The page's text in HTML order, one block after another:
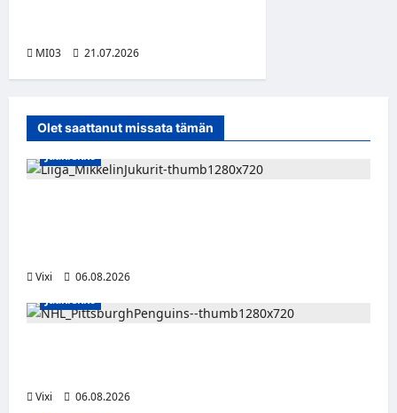
MI03 21.07.2026
Olet saattanut missata tämän
Jääkiekko
Vixi
06.08.2026
Jääkiekko
Vixi
06.08.2026